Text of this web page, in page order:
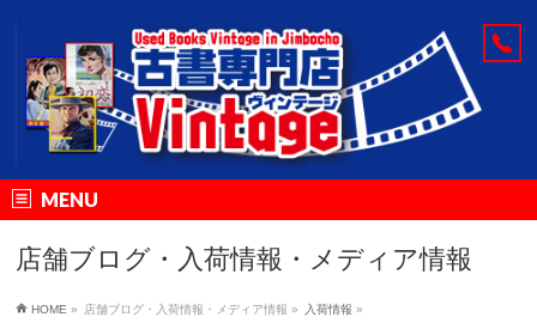
MENU
店舗ブログ・入荷情報・メディア情報
HOME » 店舗ブログ・入荷情報・メディア情報 » 入荷情報 »